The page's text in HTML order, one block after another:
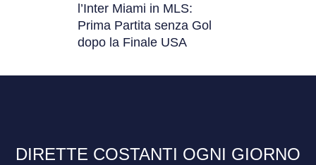
l’Inter Miami in MLS:
Prima Partita senza Gol
dopo la Finale USA
DIRETTE COSTANTI OGNI GIORNO